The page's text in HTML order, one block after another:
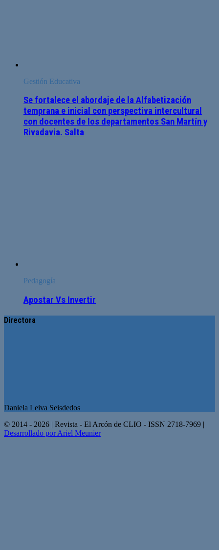
Gestión Educativa
Se fortalece el abordaje de la Alfabetización
temprana e inicial con perspectiva intercultural
con docentes de los departamentos San Martín y
Rivadavia. Salta
Pedagogía
Apostar Vs Invertir
Directora
Daniela Leiva Seisdedos
© 2014 - 2026 | Revista - El Arcón de CLIO - ISSN 2718-7969 |
Desarrollado por Ariel Meunier